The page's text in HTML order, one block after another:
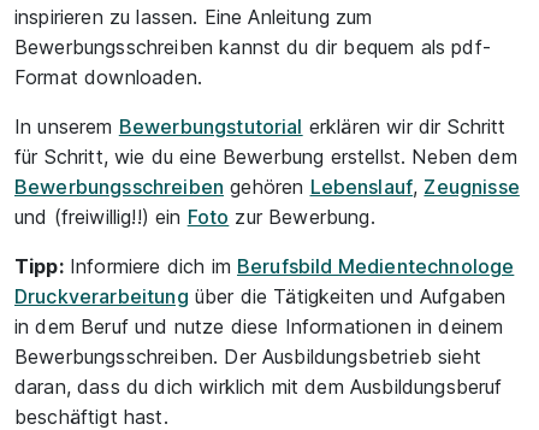
inspirieren zu lassen. Eine Anleitung zum
Bewerbungsschreiben kannst du dir bequem als pdf-
Format downloaden.
In unserem Bewerbungstutorial erklären wir dir Schritt
für Schritt, wie du eine Bewerbung erstellst. Neben dem
Bewerbungsschreiben gehören Lebenslauf, Zeugnisse
und (freiwillig!!) ein Foto zur Bewerbung.
Tipp:Informiere dich im Berufsbild Medientechnologe
Druckverarbeitung über die Tätigkeiten und Aufgaben
in dem Beruf und nutze diese Informationen in deinem
Bewerbungsschreiben. Der Ausbildungsbetrieb sieht
daran, dass du dich wirklich mit dem Ausbildungsberuf
beschäftigt hast.